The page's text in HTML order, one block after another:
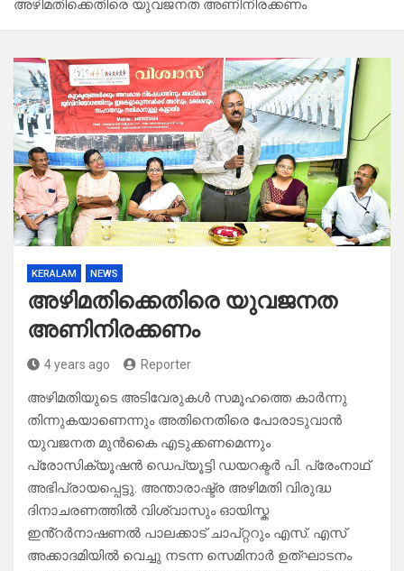
അഴിമതിക്കെതിരെ യുവജനത അണിനിരക്കണം
KERALAM NEWS
അഴിമതിക്കെതിരെ യുവജനത
അണിനിരക്കണം
4 years ago Reporter
അഴിമതിയുടെ അടിവേരുകൾ സമൂഹത്തെ കാർന്നു
തിന്നുകയാണെന്നും അതിനെതിരെ പോരാടുവാൻ
യുവജനത മുൻകൈ എടുക്കണമെന്നും
പ്രോസിക്യൂഷൻ ഡെപ്യൂട്ടി ഡയറക്ടർ പി. പ്രേംനാഥ്
അഭിപ്രായപ്പെട്ടു. അന്താരാഷ്ട്ര അഴിമതി വിരുദ്ധ
ദിനാചരണത്തിൽ വിശ്വാസും ഓയിസ്ക
ഇൻ്റർനാഷണൽ പാലക്കാട് ചാപ്റ്ററും എസ്. എസ്
അക്കാദമിയിൽ വെച്ചു നടന്ന സെമിനാർ ഉത്ഘാടനം